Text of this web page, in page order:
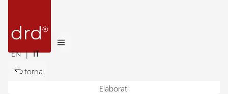
EN | IT
torna
Elaborati